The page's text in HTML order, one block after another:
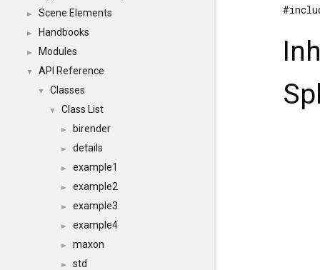
► Scene Elements
► Handbooks
► Modules
▼ API Reference
▼ Classes
▼ Class List
► birender
► details
► example1
► example2
► example3
► example4
► maxon
► std